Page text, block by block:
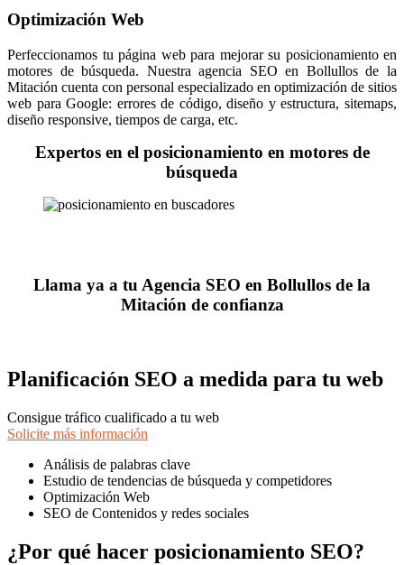
Optimización Web
Perfeccionamos tu página web para mejorar su posicionamiento en
motores de búsqueda. Nuestra agencia SEO en Bollullos de la
Mitación cuenta con personal especializado en optimización de sitios
web para Google: errores de código, diseño y estructura, sitemaps,
diseño responsive, tiempos de carga, etc.
Expertos en el posicionamiento en motores de
búsqueda
Llama ya a tu Agencia SEO en Bollullos de la
Mitación de confianza
Planificación SEO a medida para tu web
Consigue tráfico cualificado a tu web
Solicite más información
Análisis de palabras clave
Estudio de tendencias de búsqueda y competidores
Optimización Web
SEO de Contenidos y redes sociales
¿Por qué hacer posicionamiento SEO?